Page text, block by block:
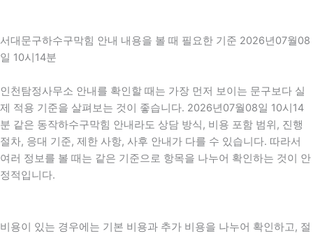
서대문구하수구막힘 안내 내용을 볼 때 필요한 기준 2026년07월08
일 10시14분
인천탐정사무소 안내를 확인할 때는 가장 먼저 보이는 문구보다 실
제 적용 기준을 살펴보는 것이 좋습니다. 2026년07월08일 10시14
분 같은 동작하수구막힘 안내라도 상담 방식, 비용 포함 범위, 진행
절차, 응대 기준, 제한 사항, 사후 안내가 다를 수 있습니다. 따라서
여러 정보를 볼 때는 같은 기준으로 항목을 나누어 확인하는 것이 안
정적입니다.
비용이 있는 경우에는 기본 비용과 추가 비용을 나누어 확인하고, 절